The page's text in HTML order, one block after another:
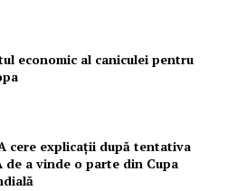
economic al caniculei pentru
cere explicații după tentativa
de a vinde o parte din Cupa